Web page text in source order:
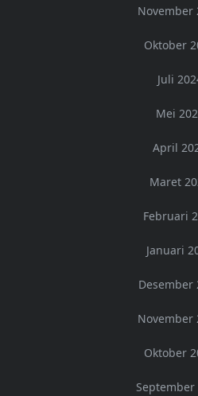
November
Oktober
Juli
Mei
April
Maret
Februari
Januari
Desember
November
Oktober
September